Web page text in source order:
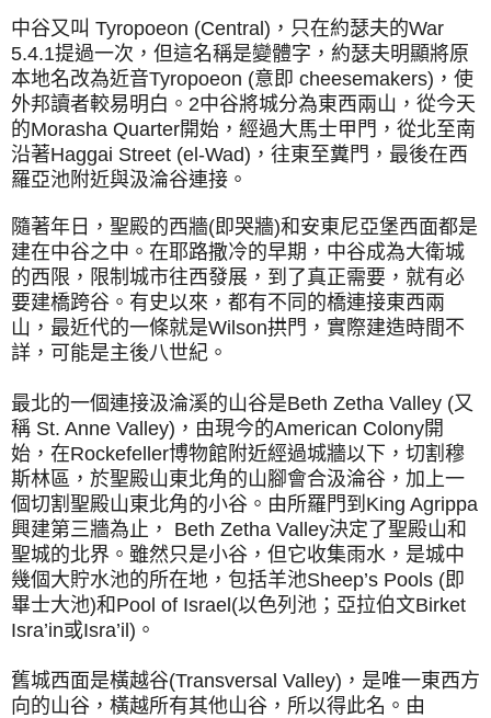
中谷又叫 Tyropoeon (Central)，只在約瑟夫的War
5.4.1提過一次，但這名稱是變體字，約瑟夫明顯將原
本地名改為近音Tyropoeon (意即 cheesemakers)，使
外邦讀者較易明白。2中谷將城分為東西兩山，從今天
的Morasha Quarter開始，經過大馬士甲門，從北至南
沿著Haggai Street (el-Wad)，往東至糞門，最後在西
羅亞池附近與汲淪谷連接。
隨著年日，聖殿的西牆(即哭牆)和安東尼亞堡西面都是
建在中谷之中。在耶路撒冷的早期，中谷成為大衛城
的西限，限制城市往西發展，到了真正需要，就有必
要建橋跨谷。有史以來，都有不同的橋連接東西兩
山，最近代的一條就是Wilson拱門，實際建造時間不
詳，可能是主後八世紀。
最北的一個連接汲淪溪的山谷是Beth Zetha Valley (又
稱 St. Anne Valley)，由現今的American Colony開
始，在Rockefeller博物館附近經過城牆以下，切割穆
斯林區，於聖殿山東北角的山腳會合汲淪谷，加上一
個切割聖殿山東北角的小谷。由所羅門到King Agrippa
興建第三牆為止， Beth Zetha Valley決定了聖殿山和
聖城的北界。雖然只是小谷，但它收集雨水，是城中
幾個大貯水池的所在地，包括羊池Sheep’s Pools (即
畢士大池)和Pool of Israel(以色列池；亞拉伯文Birket
Isra’in或Isra’il)。
舊城西面是橫越谷(Transversal Valley)，是唯一東西方
向的山谷，橫越所有其他山谷，所以得此名。由